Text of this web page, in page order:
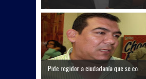
Pide regidor a ciudadanía que se co...